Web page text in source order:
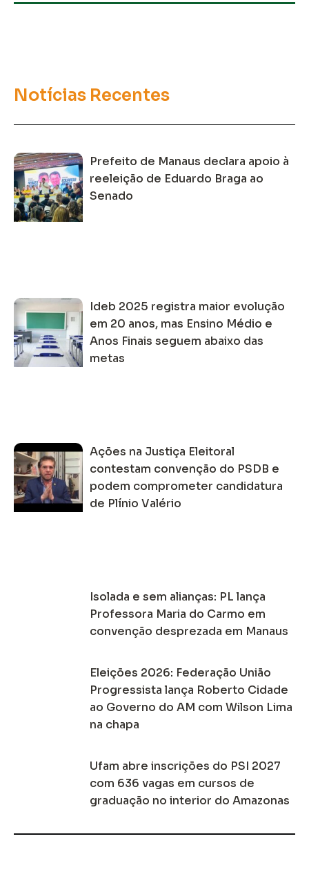
Notícias Recentes
Prefeito de Manaus declara apoio à
reeleição de Eduardo Braga ao
Senado
Ideb 2025 registra maior evolução
em 20 anos, mas Ensino Médio e
Anos Finais seguem abaixo das
metas
Ações na Justiça Eleitoral
contestam convenção do PSDB e
podem comprometer candidatura
de Plínio Valério
Isolada e sem alianças: PL lança
Professora Maria do Carmo em
convenção desprezada em Manaus
Eleições 2026: Federação União
Progressista lança Roberto Cidade
ao Governo do AM com Wilson Lima
na chapa
Ufam abre inscrições do PSI 2027
com 636 vagas em cursos de
graduação no interior do Amazonas